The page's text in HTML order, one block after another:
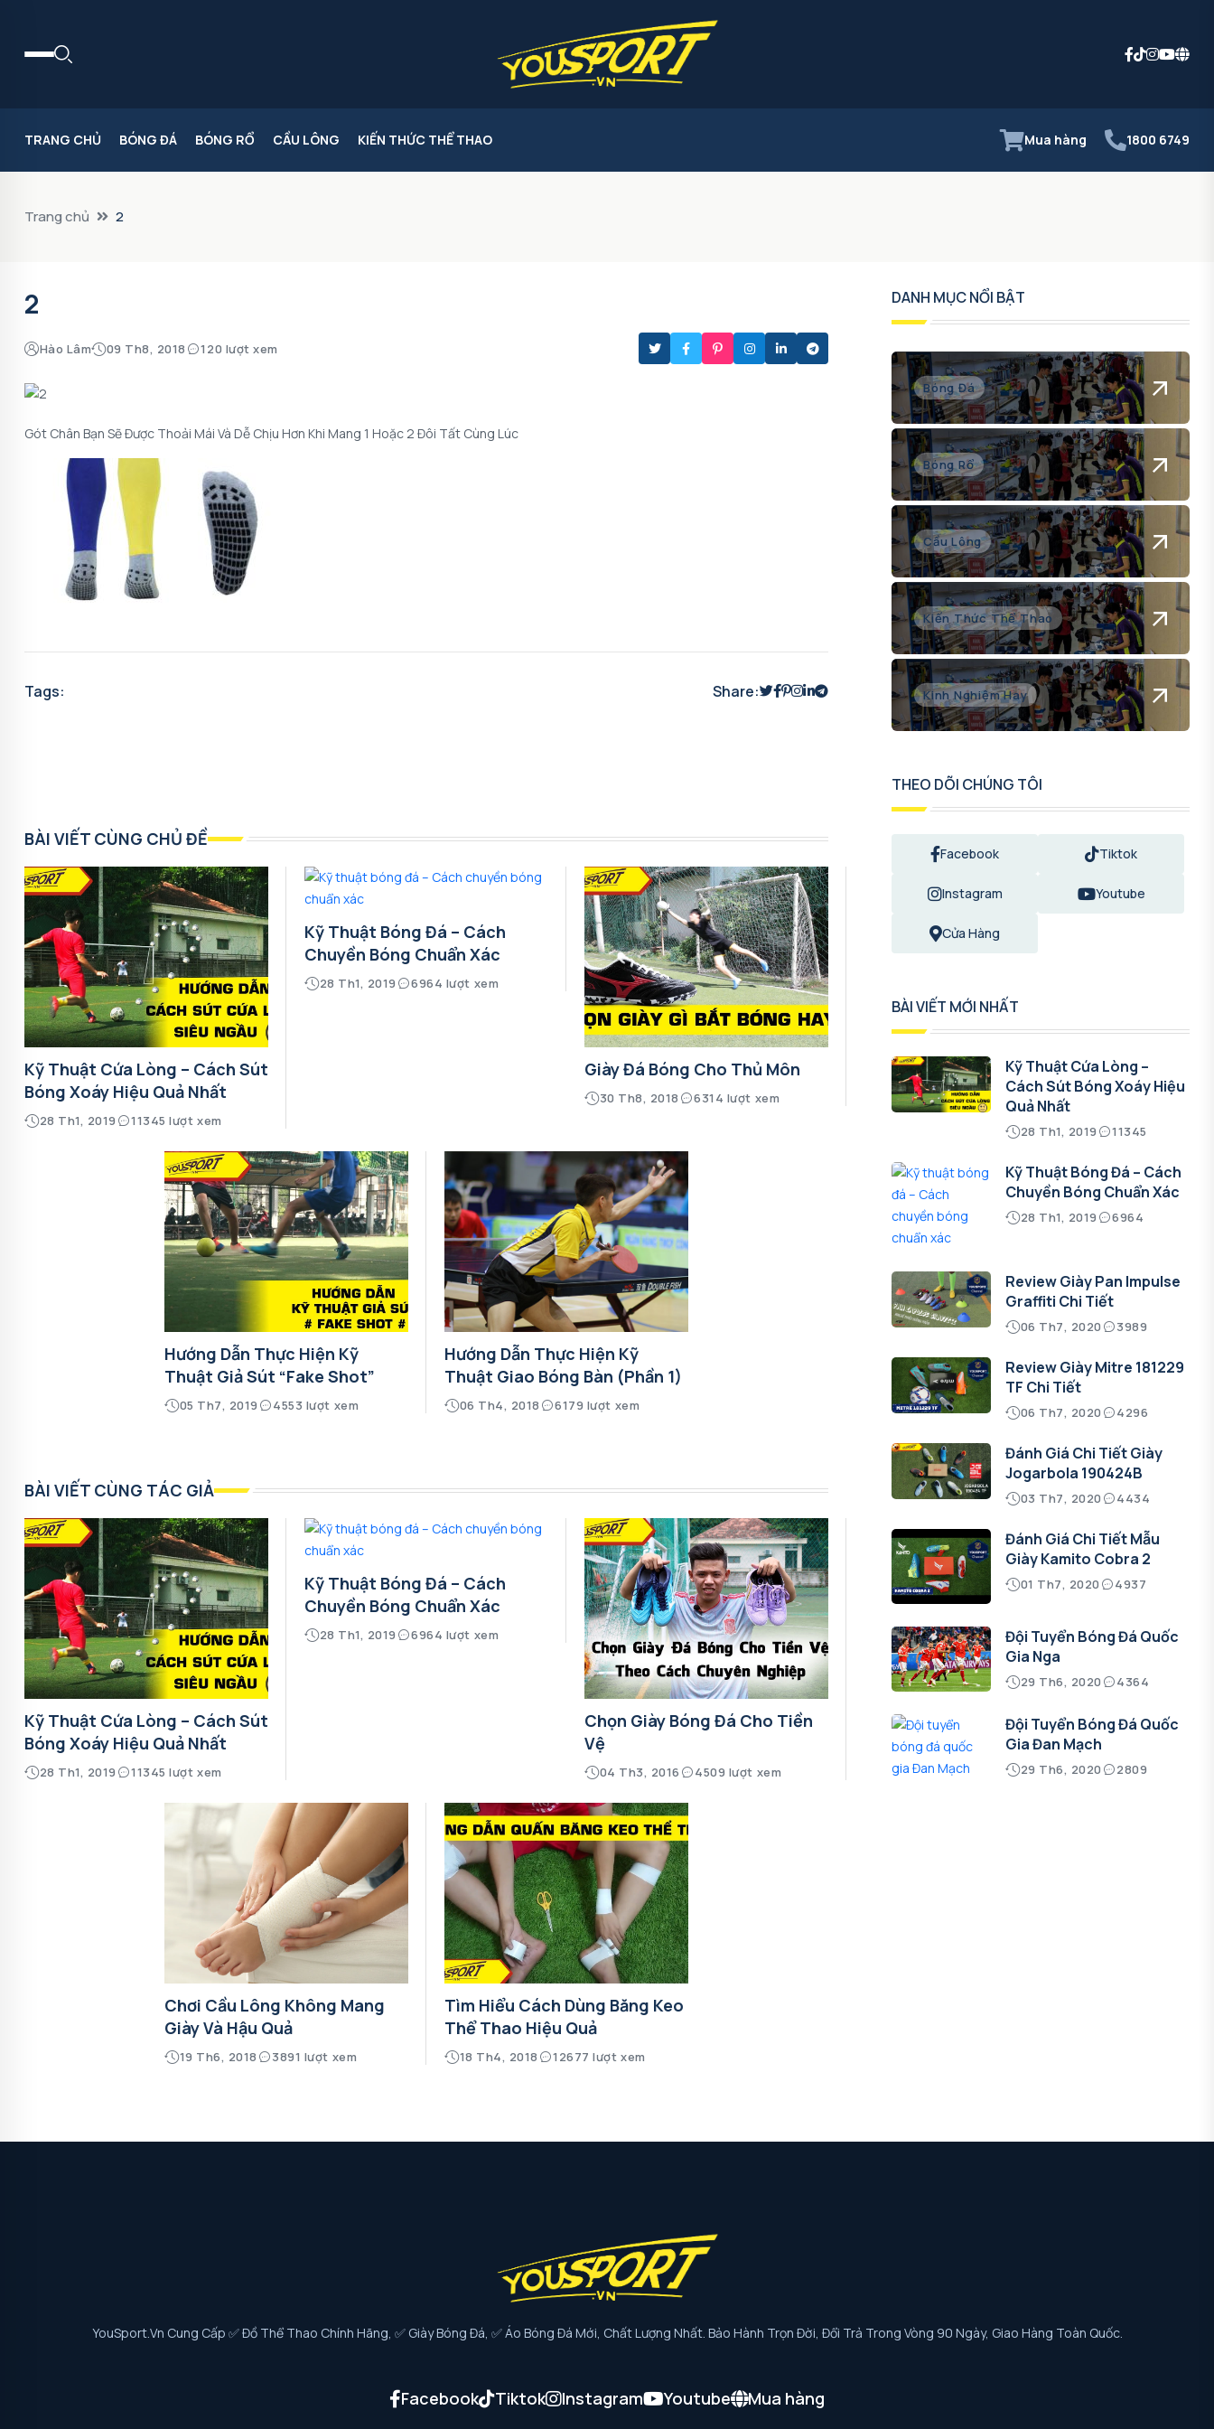
TRANG CHỦ BÓNG ĐÁ BÓNG RỔ CẦU LÔNG KIẾN THỨC THỂ THAO Mua hàng 1800 6749
Trang chủ 2
2
Hào Lâm 09 Th8, 2018 120 lượt xem
Gót Chân Bạn Sẽ Được Thoải Mái Và Dễ Chịu Hơn Khi Mang 1 Hoặc 2 Đôi Tất Cùng Lúc
Tags: Share:
BÀI VIẾT CÙNG CHỦ ĐỀ
Kỹ Thuật Cứa Lòng – Cách Sút
Bóng Xoáy Hiệu Quả Nhất
28 Th1, 2019 11345 lượt xem
Kỹ Thuật Bóng Đá – Cách
Chuyền Bóng Chuẩn Xác
28 Th1, 2019 6964 lượt xem
Giày Đá Bóng Cho Thủ Môn
30 Th8, 2018 6314 lượt xem
Hướng Dẫn Thực Hiện Kỹ
Thuật Giả Sút “Fake Shot”
05 Th7, 2019 4553 lượt xem
Hướng Dẫn Thực Hiện Kỹ
Thuật Giao Bóng Bàn (phần 1)
06 Th4, 2018 6179 lượt xem
BÀI VIẾT CÙNG TÁC GIẢ
Kỹ Thuật Cứa Lòng – Cách Sút
Bóng Xoáy Hiệu Quả Nhất
28 Th1, 2019 11345 lượt xem
Kỹ Thuật Bóng Đá – Cách
Chuyền Bóng Chuẩn Xác
28 Th1, 2019 6964 lượt xem
Chọn Giày Bóng Đá Cho Tiền
Vệ
04 Th3, 2016 4509 lượt xem
Chơi Cầu Lông Không Mang
Giày Và Hậu Quả
19 Th6, 2018 3891 lượt xem
Tìm Hiểu Cách Dùng Băng Keo
Thể Thao Hiệu Quả
18 Th4, 2018 12677 lượt xem
DANH MỤC NỔI BẬT
Bóng Đá
Bóng Rổ
Cầu Lông
Kiến Thức Thể Thao
Kinh Nghiệm Hay
THEO DÕI CHÚNG TÔI
Facebook Tiktok
Instagram Youtube
Cửa Hàng
BÀI VIẾT MỚI NHẤT
Kỹ Thuật Cứa Lòng –
Cách Sút Bóng Xoáy Hiệu
Quả Nhất
28 Th1, 2019 11345
Kỹ Thuật Bóng Đá – Cách
Chuyền Bóng Chuẩn Xác
28 Th1, 2019 6964
Review Giày Pan Impulse
Graffiti Chi Tiết
06 Th7, 2020 3989
Review Giày Mitre 181229
TF Chi Tiết
06 Th7, 2020 4296
Đánh Giá Chi Tiết Giày
Jogarbola 190424B
03 Th7, 2020 4434
Đánh Giá Chi Tiết Mẫu
Giày Kamito Cobra 2
01 Th7, 2020 4937
Đội Tuyển Bóng Đá Quốc
Gia Nga
29 Th6, 2020 4364
Đội Tuyển Bóng Đá Quốc
Gia Đan Mạch
29 Th6, 2020 2809
YouSport.vn Cung Cấp ✅ Đồ Thể Thao Chính Hãng, ✅ Giày Bóng Đá, ✅ Áo Bóng Đá Mới, Chất Lượng Nhất. Bảo Hành Trọn Đời, Đổi Trả Trong Vòng 90 Ngày, Giao Hàng Toàn Quốc.
Facebook Tiktok Instagram Youtube Mua hàng